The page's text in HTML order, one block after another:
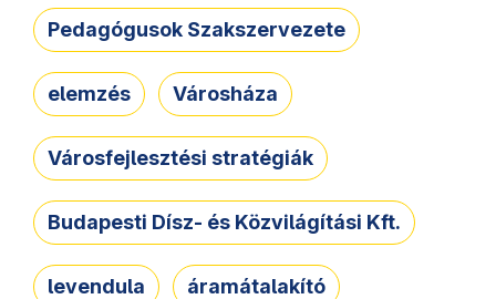
Pedagógusok Szakszervezete
elemzés Városháza
Városfejlesztési stratégiák
Budapesti Dísz- és Közvilágítási Kft.
levendula áramátalakító